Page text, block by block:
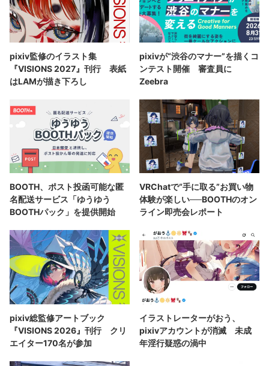
pixiv監修のイラスト集
『VISIONS 2027』刊行 表紙
はLAMが描き下ろし
pixivが“渋谷のマナー”を描くコ
ンテスト開催 審査員に
Zeebra
BOOTH、ポスト投函可能な匿
名配送サービス「ゆうゆう
BOOTHパック」を提供開始
VRChatで“手に取る”お買い物
体験が楽しい──BOOTHのオン
ライン即売会レポート
pixiv総監修アートブック
『VISIONS 2026』刊行 クリ
エイター170名が参加
イラストレーターがおう、
pixivアカウントが消滅 未成
年淫行疑惑の渦中